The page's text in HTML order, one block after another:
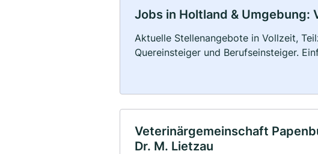
Jobs in Holtland & Umgebung:
Aktuelle Stellenangebote in Vollzeit,
Quereinsteiger und Berufseinsteiger.
Veterinärgemeinschaft
Dr. M. Lietzau